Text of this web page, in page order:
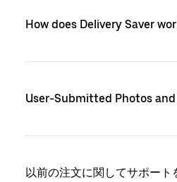
How does Delivery Saver
User-Submitted Photos
以前の注文に関してサポー